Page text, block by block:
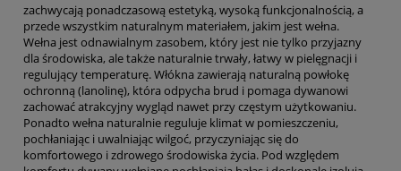
zachwycają ponadczasową estetyką, wysoką funkcjonalnością, a
przede wszystkim naturalnym materiałem, jakim jest wełna.
Wełna jest odnawialnym zasobem, który jest nie tylko przyjazny
dla środowiska, ale także naturalnie trwały, łatwy w pielęgnacji i
regulujący temperaturę. Włókna zawierają naturalną powłokę
ochronną (lanolinę), która odpycha brud i pomaga dywanowi
zachować atrakcyjny wygląd nawet przy częstym użytkowaniu.
Ponadto wełna naturalnie reguluje klimat w pomieszczeniu,
pochłaniając i uwalniając wilgoć, przyczyniając się do
komfortowego i zdrowego środowiska życia. Pod względem